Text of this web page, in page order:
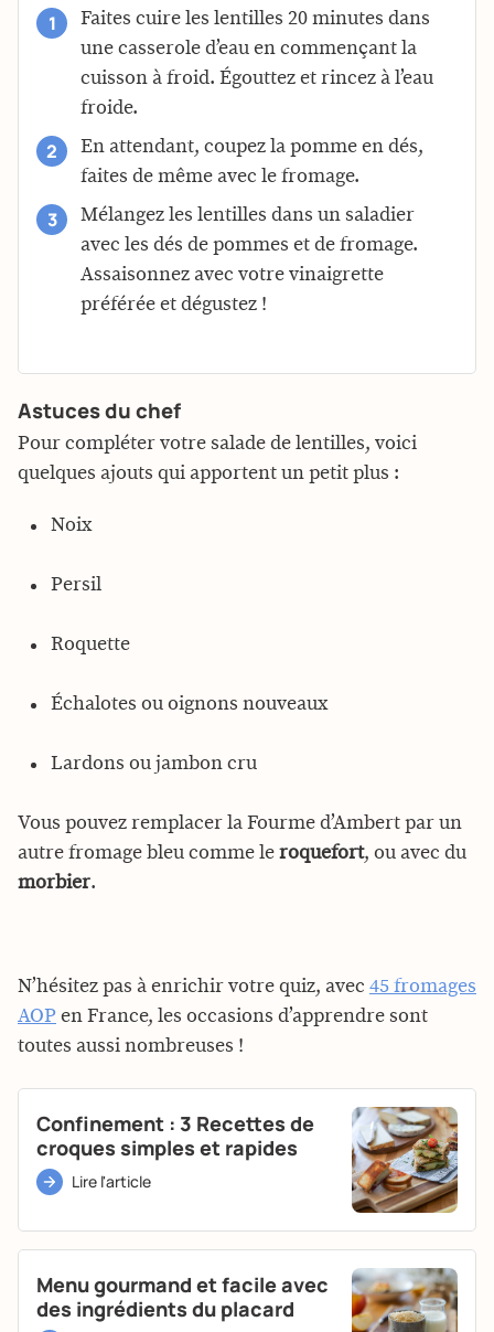
Faites cuire les lentilles 20 minutes dans
une casserole d’eau en commençant la
cuisson à froid. Égouttez et rincez à l’eau
froide.
En attendant, coupez la pomme en dés,
faites de même avec le fromage.
Mélangez les lentilles dans un saladier
avec les dés de pommes et de fromage.
Assaisonnez avec votre vinaigrette
préférée et dégustez !
Astuces du chef
Pour compléter votre salade de lentilles, voici
quelques ajouts qui apportent un petit plus :
Noix
Persil
Roquette
Échalotes ou oignons nouveaux
Lardons ou jambon cru
Vous pouvez remplacer la Fourme d’Ambert par un
autre fromage bleu comme le roquefort, ou avec du
morbier.
N’hésitez pas à enrichir votre quiz, avec 45 fromages
AOP en France, les occasions d’apprendre sont
toutes aussi nombreuses !
Confinement : 3 Recettes de
croques simples et rapides
Lire l'article
Menu gourmand et facile avec
des ingrédients du placard